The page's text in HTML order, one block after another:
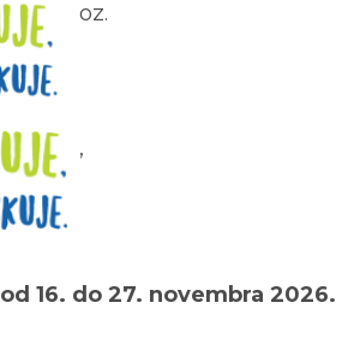
oz.
,
od 16. do 27. novembra 2026.